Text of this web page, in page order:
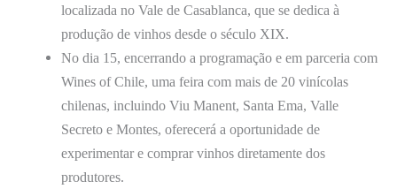
localizada no Vale de Casablanca, que se dedica à
produção de vinhos desde o século XIX.
No dia 15, encerrando a programação e em parceria com
Wines of Chile, uma feira com mais de 20 vinícolas
chilenas, incluindo Viu Manent, Santa Ema, Valle
Secreto e Montes, oferecerá a oportunidade de
experimentar e comprar vinhos diretamente dos
produtores.